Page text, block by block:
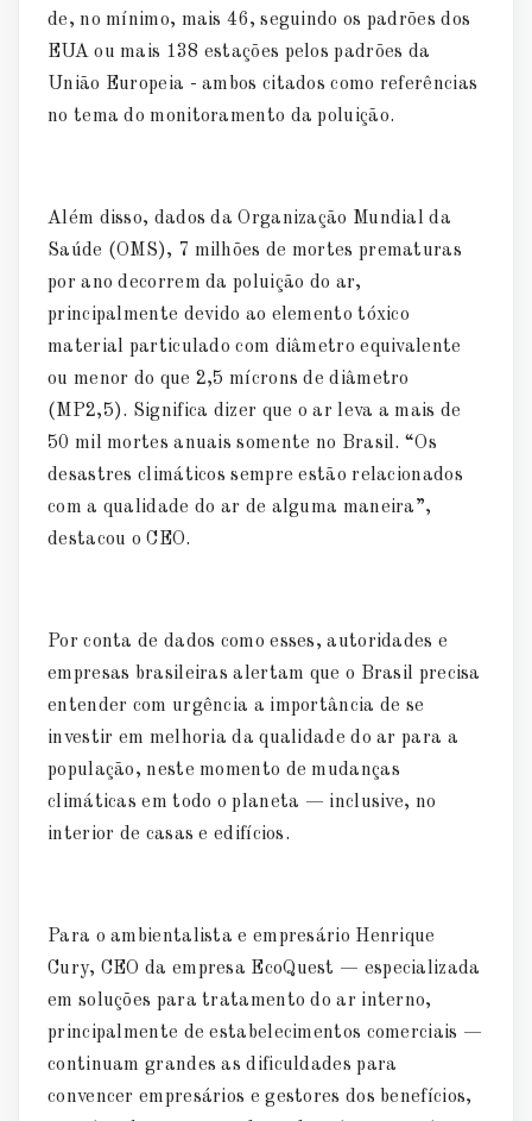
de, no mínimo, mais 46, seguindo os padrões dos
EUA ou mais 138 estações pelos padrões da
União Europeia - ambos citados como referências
no tema do monitoramento da poluição.
Além disso, dados da Organização Mundial da
Saúde (OMS), 7 milhões de mortes prematuras
por ano decorrem da poluição do ar,
principalmente devido ao elemento tóxico
material particulado com diâmetro equivalente
ou menor do que 2,5 mícrons de diâmetro
(MP2,5). Significa dizer que o ar leva a mais de
50 mil mortes anuais somente no Brasil. “Os
desastres climáticos sempre estão relacionados
com a qualidade do ar de alguma maneira”,
destacou o CEO.
Por conta de dados como esses, autoridades e
empresas brasileiras alertam que o Brasil precisa
entender com urgência a importância de se
investir em melhoria da qualidade do ar para a
população, neste momento de mudanças
climáticas em todo o planeta — inclusive, no
interior de casas e edifícios.
Para o ambientalista e empresário Henrique
Cury, CEO da empresa EcoQuest — especializada
em soluções para tratamento do ar interno,
principalmente de estabelecimentos comerciais —
continuam grandes as dificuldades para
convencer empresários e gestores dos benefícios,